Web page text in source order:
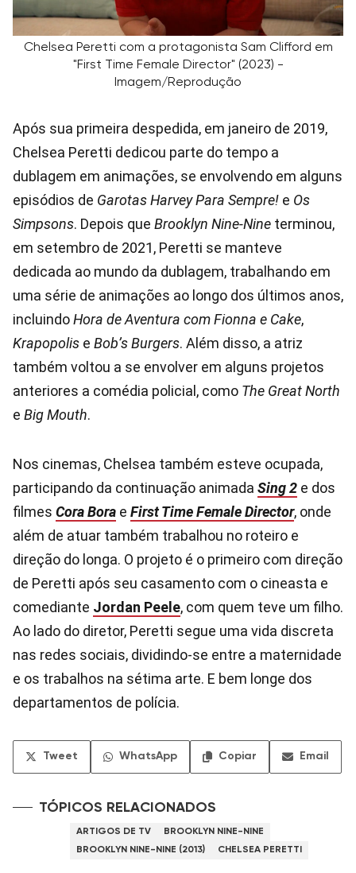
Chelsea Peretti com a protagonista Sam Clifford em
"First Time Female Director" (2023) -
Imagem/Reprodução
Após sua primeira despedida, em janeiro de 2019,
Chelsea Peretti dedicou parte do tempo a
dublagem em animações, se envolvendo em alguns
episódios de Garotas Harvey Para Sempre! e Os
Simpsons. Depois que Brooklyn Nine-Nine terminou,
em setembro de 2021, Peretti se manteve
dedicada ao mundo da dublagem, trabalhando em
uma série de animações ao longo dos últimos anos,
incluindoHora de Aventura com Fionna e Cake,
Krapopolis e Bob’s Burgers. Além disso, a atriz
também voltou a se envolver em alguns projetos
anteriores a comédia policial, como The Great North
e Big Mouth.
Nos cinemas, Chelsea também esteve ocupada,
participando da continuação animada Sing 2 e dos
filmes Cora Bora e First Time Female Director, onde
além de atuar também trabalhou no roteiro e
direção do longa. O projeto é o primeiro com direção
de Peretti após seu casamento com o cineasta e
comediante Jordan Peele, com quem teve um filho.
Ao lado do diretor, Peretti segue uma vida discreta
nas redes sociais, dividindo-se entre a maternidade
e os trabalhos na sétima arte. E bem longe dos
departamentos de polícia.
Tweet WhatsApp Copiar Email
TÓPICOS RELACIONADOS
ARTIGOS DE TV
BROOKLYN NINE-NINE
BROOKLYN NINE-NINE (2013)
CHELSEA PERETTI